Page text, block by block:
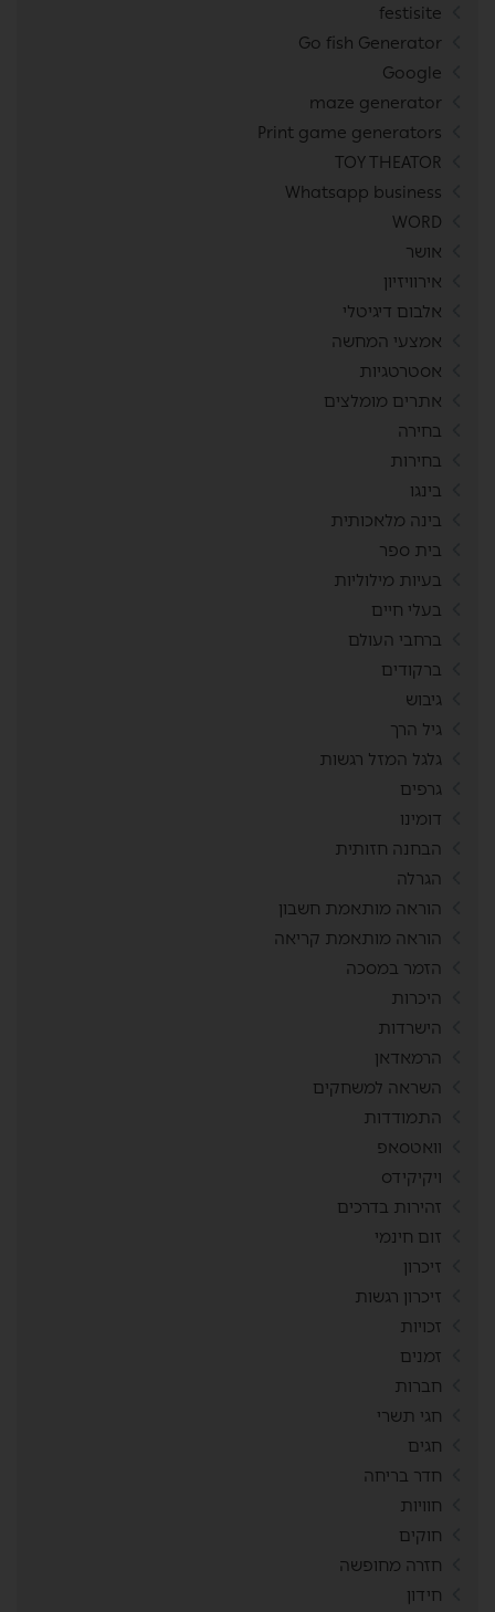
festisite
Go fish Generator
Google
maze generator
Print game generators
TOY THEATOR
Whatsapp business
WORD
אושר
אירוויזיון
אלבום דיגיטלי
אמצעי המחשה
אסטרטגיות
אתרים מומלצים
בחירה
בחירות
בינגו
בינה מלאכותית
בית ספר
בעיות מילוליות
בעלי חיים
ברחבי העולם
ברקודים
גיבוש
גיל הרך
גלגל המזל רגשות
גרפים
דומינו
הבחנה חזותית
הגרלה
הוראה מותאמת חשבון
הוראה מותאמת קריאה
הזמר במסכה
היכרות
הישרדות
הרמאדאן
השראה למשחקים
התמודדות
וואטסאפ
ויקיקידס
זהירות בדרכים
זום חינמי
זיכרון
זיכרון רגשות
זכויות
זמנים
חברות
חגי תשרי
חגים
חדר בריחה
חוויות
חוקים
חזרה מחופשה
חידון